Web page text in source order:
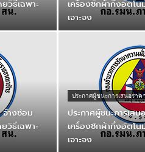
วิธีเฉพาะ
เครื่องซักผ้ากึ่งอัตโน
เจาะจง
จ้างซ่อม
วิธีเฉพาะ
ประกาศผู้ชนะการเสนอราค
ประกาศผู้ชนะการเส
เครื่องซักผ้ากึ่งอัตโน
เจาะจง